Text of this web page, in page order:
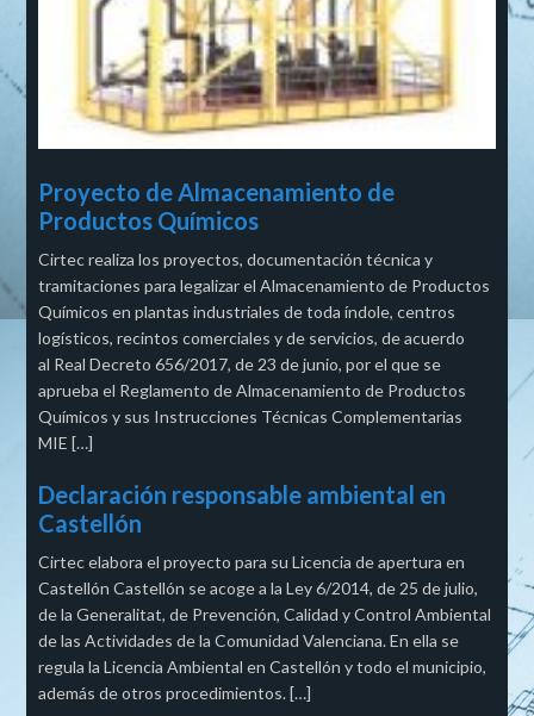
Proyecto de Almacenamiento de
Productos Químicos
Cirtec realiza los proyectos, documentación técnica y
tramitaciones para legalizar el Almacenamiento de Productos
Químicos en plantas industriales de toda índole, centros
logísticos, recintos comerciales y de servicios, de acuerdo
al Real Decreto 656/2017, de 23 de junio, por el que se
aprueba el Reglamento de Almacenamiento de Productos
Químicos y sus Instrucciones Técnicas Complementarias
MIE […]
Declaración responsable ambiental en
Castellón
Cirtec elabora el proyecto para su Licencia de apertura en
Castellón Castellón se acoge a la Ley 6/2014, de 25 de julio,
de la Generalitat, de Prevención, Calidad y Control Ambiental
de las Actividades de la Comunidad Valenciana. En ella se
regula la Licencia Ambiental en Castellón y todo el municipio,
además de otros procedimientos. […]